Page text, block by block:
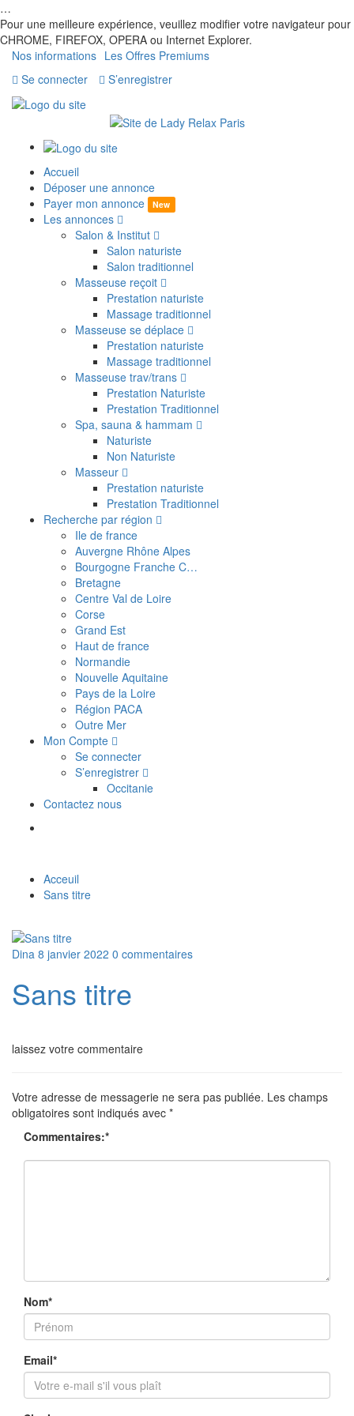
…
Pour une meilleure expérience, veuillez modifier votre navigateur pour
CHROME, FIREFOX, OPERA ou Internet Explorer.
Nos informations Les Offres Premiums
Se connecter
S’enregistrer
Accueil
Déposer une annonce
Payer mon annonce
New
Les annonces
Salon & Institut
Salon naturiste
Salon traditionnel
Masseuse reçoit
Prestation naturiste
Massage traditionnel
Masseuse se déplace
Prestation naturiste
Massage traditionnel
Masseuse trav/trans
Prestation Naturiste
Prestation Traditionnel
Spa, sauna & hammam
Naturiste
Non Naturiste
Masseur
Prestation naturiste
Prestation Traditionnel
Recherche par région
Ile de france
Auvergne Rhône Alpes
Bourgogne Franche C…
Bretagne
Centre Val de Loire
Corse
Grand Est
Haut de france
Normandie
Nouvelle Aquitaine
Pays de la Loire
Région PACA
Outre Mer
Mon Compte
Se connecter
S’enregistrer
Occitanie
Contactez nous
Acceuil
Sans titre
Dina 8 janvier 2022 0 commentaires
Sans titre
laissez votre commentaire
Votre adresse de messagerie ne sera pas publiée. Les champs
obligatoires sont indiqués avec *
Commentaires:*
Nom*
Email*